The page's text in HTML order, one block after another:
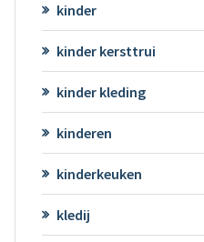
kinder
kinder kersttrui
kinder kleding
kinderen
kinderkeuken
kledij